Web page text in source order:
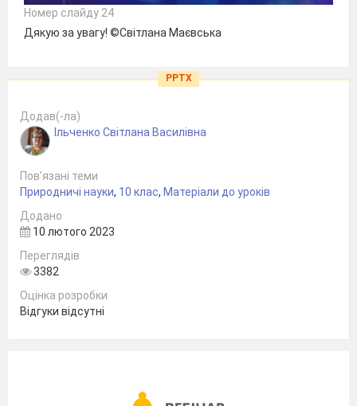
Номер слайду 24
Дякую за увагу! ©Світлана Маєвська
PPTX
Додав(-ла)
Ільченко Світлана Василівна
Пов’язані теми
Природничі науки, 10 клас, Матеріали до уроків
Додано
10 лютого 2023
Переглядів
3382
Оцінка розробки
Відгуки відсутні